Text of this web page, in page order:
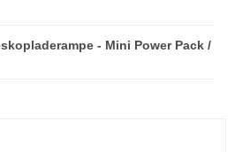
- Mini Power Pack /